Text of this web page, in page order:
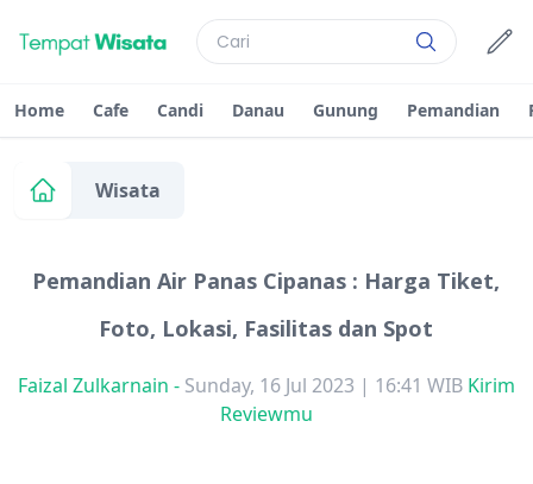
Home Cafe Candi Danau Gunung Pemandian
Wisata
Pemandian Air Panas Cipanas : Harga Tiket,
Foto, Lokasi, Fasilitas dan Spot
Faizal Zulkarnain - Sunday, 16 Jul 2023 | 16:41 WIB Kirim
Reviewmu